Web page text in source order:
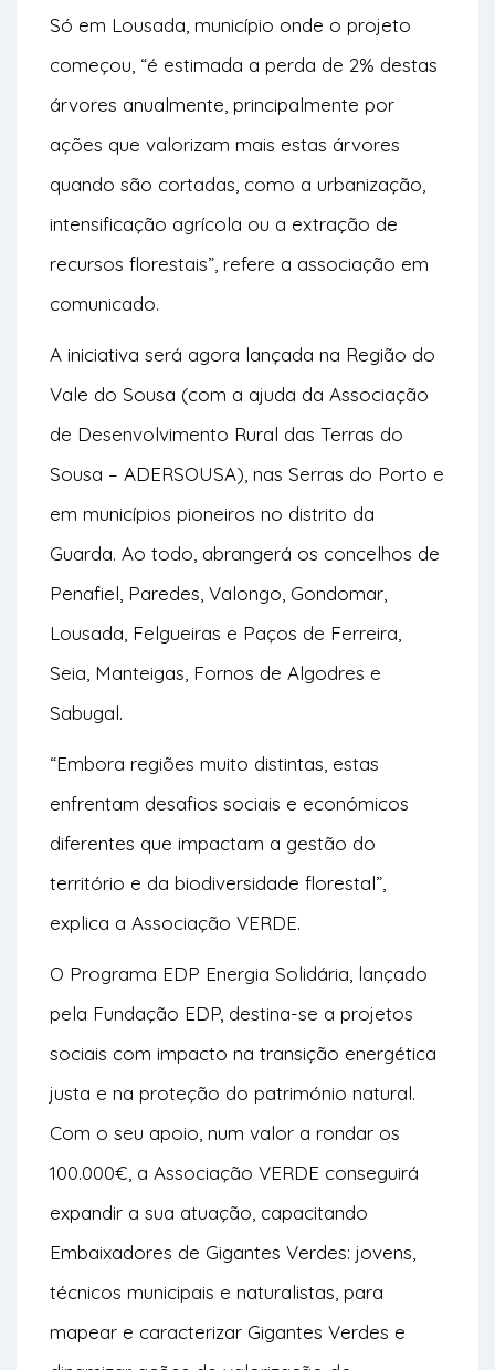
Só em Lousada, município onde o projeto
começou, “é estimada a perda de 2% destas
árvores anualmente, principalmente por
ações que valorizam mais estas árvores
quando são cortadas, como a urbanização,
intensificação agrícola ou a extração de
recursos florestais”, refere a associação em
comunicado.
A iniciativa será agora lançada na Região do
Vale do Sousa (com a ajuda da Associação
de Desenvolvimento Rural das Terras do
Sousa – ADERSOUSA), nas Serras do Porto e
em municípios pioneiros no distrito da
Guarda. Ao todo, abrangerá os concelhos de
Penafiel, Paredes, Valongo, Gondomar,
Lousada, Felgueiras e Paços de Ferreira,
Seia, Manteigas, Fornos de Algodres e
Sabugal.
“Embora regiões muito distintas, estas
enfrentam desafios sociais e económicos
diferentes que impactam a gestão do
território e da biodiversidade florestal”,
explica a Associação VERDE.
O Programa EDP Energia Solidária, lançado
pela Fundação EDP, destina-se a projetos
sociais com impacto na transição energética
justa e na proteção do património natural.
Com o seu apoio, num valor a rondar os
100.000€, a Associação VERDE conseguirá
expandir a sua atuação, capacitando
Embaixadores de Gigantes Verdes: jovens,
técnicos municipais e naturalistas, para
mapear e caracterizar Gigantes Verdes e